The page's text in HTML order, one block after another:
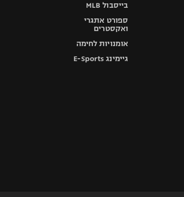
בייסבול MLB
ספורט אתגרי
ואקסטרים
אומנויות לחימה
גיימינג E-Sports